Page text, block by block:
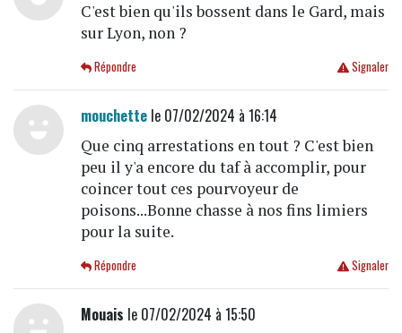
C'est bien qu'ils bossent dans le Gard, mais
sur Lyon, non ?
Signaler
Répondre
mouchettele 07/02/2024 à 16:14
Que cinq arrestations en tout ? C'est bien
peu il y'a encore du taf à accomplir, pour
coincer tout ces pourvoyeur de
poisons...Bonne chasse à nos fins limiers
pour la suite.
Signaler
Répondre
Mouais le 07/02/2024 à 15:50